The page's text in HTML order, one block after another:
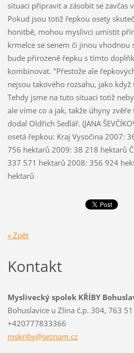
situaci připravit a zásobit se zavčas
Pokud jsou totiž řepkou osety
honitbě, mohou myslivci umístit
krmelce se senem či jinou vhodnou
bude přirozeně řepku s tímto
kombinovat. "Přestože ale
nejsou takového rozsahu, jako když
Tehdy jsme na tuto situaci totiž
ale víme co a jak, takže úhyny
dodal Oldřich Sedlář. (JANA
osetá řepkou: Kraj Vysočina 2007:
756 hektarů 2009: 38 218 hektarů
337 571 hektarů 2008: 356 924
hektarů
« Zpět
Kontakt
Myslivecký spolek KŘÍBY
Bohuslavice u Zlína č.p. 304, 763
+420777833366
mskriby@seznam.cz